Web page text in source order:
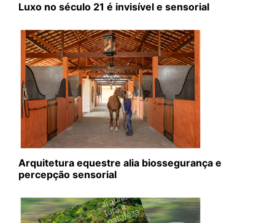
Luxo no século 21 é invisível e sensorial
Arquitetura equestre alia biossegurança e
percepção sensorial